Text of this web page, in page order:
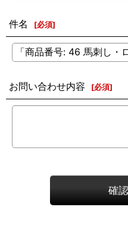
件名 [必須]
お問い合わせ内容 [必須]
確